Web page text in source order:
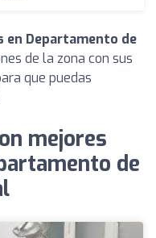
en Departamento de
de la zona con sus
que puedas
mejores
de